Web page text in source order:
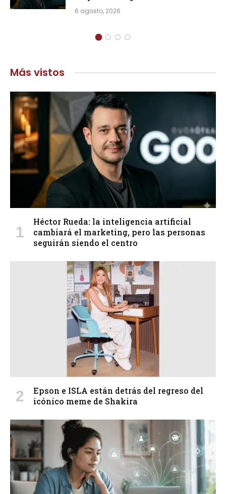
6 agosto, 2026
Más vistos
Héctor Rueda: la inteligencia artificial
cambiará el marketing, pero las personas
seguirán siendo el centro
Epson e ISLA están detrás del regreso del
icónico meme de Shakira